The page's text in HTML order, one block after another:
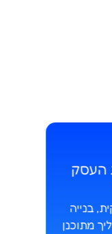
העסק
בנייה
מתוכנן